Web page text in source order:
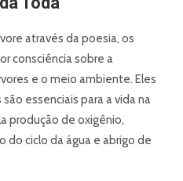
através da poesia, os
consciência sobre a
e o meio ambiente. Eles
essenciais para a vida na
produção de oxigênio,
ciclo da água e abrigo de